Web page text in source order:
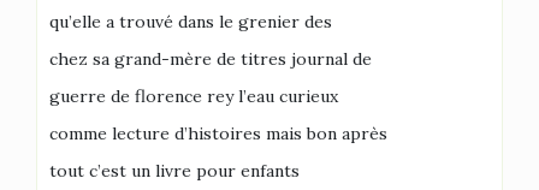
qu’elle a trouvé dans le grenier des
chez sa grand-mère de titres journal de
guerre de florence rey l’eau curieux
comme lecture d’histoires mais bon après
tout c’est un livre pour enfants